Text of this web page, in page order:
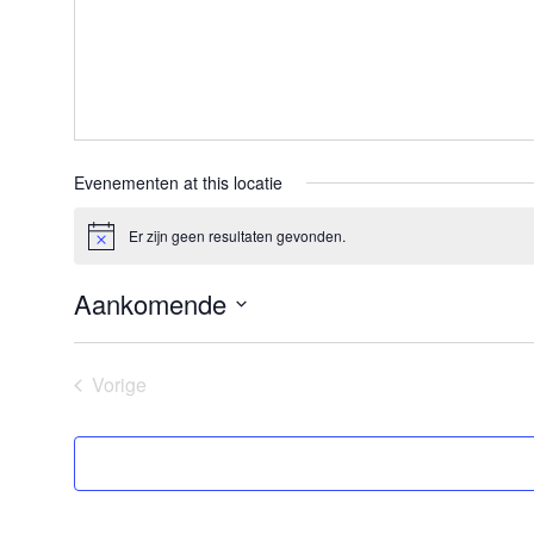
Evenementen at this locatie
BerichtEr zijn geen resultaten gevonden.
Aankomende
datum.
Vorige